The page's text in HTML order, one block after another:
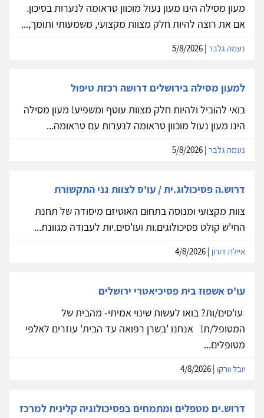
מעון מסילה הינו מעון נעול מוכוון טראומה לנערות בסיכון.
אם את רוצה להיות חלק מצוות מקצועי, משמעותי ותומך,...
נעמה גלבר
למעון מסילה בירושלים דרושה רכזת טיפול
בואי להוביל ולהיות חלק מצוות עוטף ומשפיע! מעון מסילה
הינו מעון נעול מוכוון טראומה לנערות עם טראומה...
נעמה גלבר
דרוש.ה פסיכולוג.ית / עו'ס לצוות גני התקשורת
צוות מקצועי ומנוסה בתחום האוטיזם מיסודה של תחנת
החי'ש קולט פסיכולוגים.ות ועו'סים.יות לעבודה מגוונת...
איילת דורון
עו'ס אשפוז בית פסיכיאטרי ירושלים
עו'סים/ות? בואו לעשות שינוי אמיתי- מהבית של
המטופל/ת! אנחנו 'בשרן רפואה עד הבית' עוזרים לאלפי
מטופלים...
יובל וורקו
דרוש.ים מטפלים ומתמחים בפסיכולוגיה קלינית למרכז